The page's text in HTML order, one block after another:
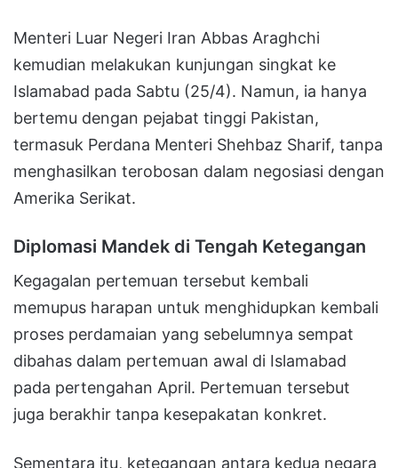
Menteri Luar Negeri Iran Abbas Araghchi
kemudian melakukan kunjungan singkat ke
Islamabad pada Sabtu (25/4). Namun, ia hanya
bertemu dengan pejabat tinggi Pakistan,
termasuk Perdana Menteri Shehbaz Sharif, tanpa
menghasilkan terobosan dalam negosiasi dengan
Amerika Serikat.
Diplomasi Mandek di Tengah Ketegangan
Kegagalan pertemuan tersebut kembali
memupus harapan untuk menghidupkan kembali
proses perdamaian yang sebelumnya sempat
dibahas dalam pertemuan awal di Islamabad
pada pertengahan April. Pertemuan tersebut
juga berakhir tanpa kesepakatan konkret.
Sementara itu, ketegangan antara kedua negara